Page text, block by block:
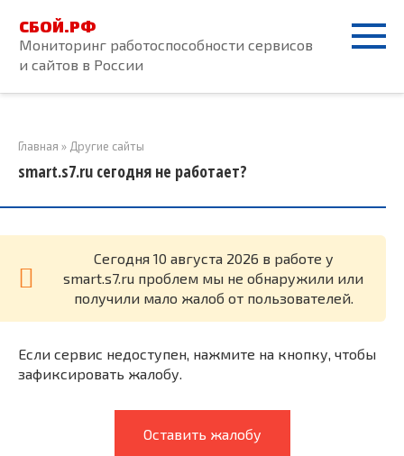
контенту
СБОЙ.РФ
Мониторинг работоспособности сервисов
и сайтов в России
Главная » Другие сайты
smart.s7.ru сегодня не работает?
Cегодня 10 августа 2026 в работе у
smart.s7.ru проблем мы не обнаружили или
получили мало жалоб от пользователей.
Если сервис недоступен, нажмите на кнопку, чтобы
зафиксировать жалобу.
Оставить жалобу